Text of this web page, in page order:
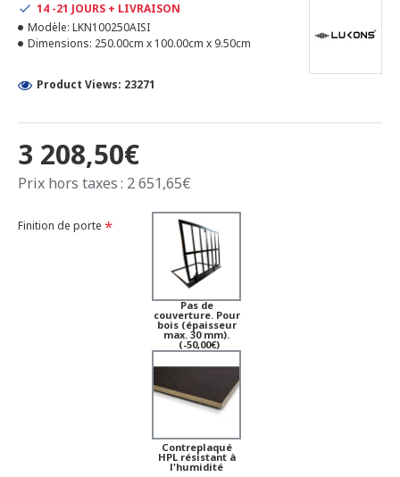
3 208,50€
Prix hors taxes : 2 651,65€
14 -21 JOURS + LIVRAISON
Modèle: LKN100250AISI
Dimensions: 250.00cm x 100.00cm x 9.50cm
Product Views: 23271
Finition de porte
Pas de
couverture. Pour
bois (épaisseur
max. 30 mm).
(-50,00€)
Contreplaqué
HPL résistant à
l'humidité